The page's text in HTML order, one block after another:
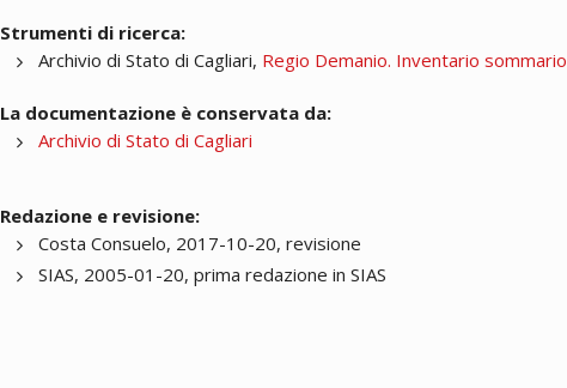
Strumenti di ricerca:
Archivio di Stato di Cagliari, Regio Demanio. Inventario sommario
La documentazione è conservata da:
Archivio di Stato di Cagliari
Redazione e revisione:
Costa Consuelo, 2017-10-20, revisione
SIAS, 2005-01-20, prima redazione in SIAS